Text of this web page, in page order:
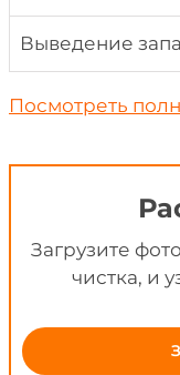
Выведение
Посмотреть
Загрузите
чистка, и